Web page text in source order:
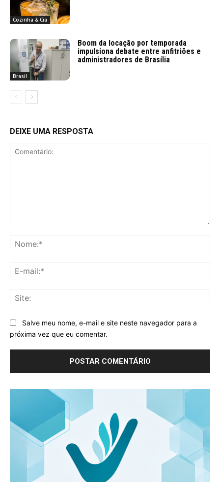
Cozinha & Cia
Brasil
Boom da locação por temporada
impulsiona debate entre anfitriões e
administradores de Brasília
DEIXE UMA RESPOSTA
Salve meu nome, e-mail e site neste navegador para a
próxima vez que eu comentar.